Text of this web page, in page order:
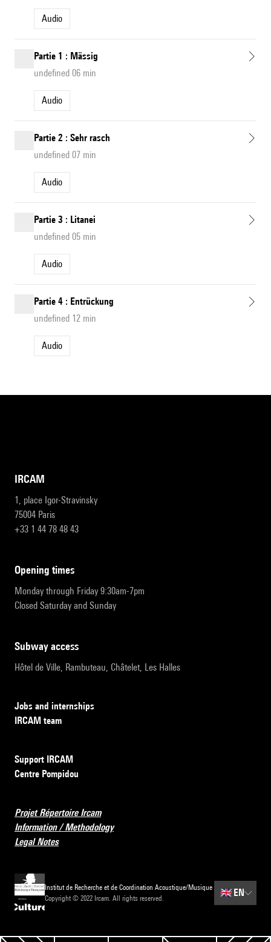
Audio
Partie 1 : Mässig
undefined 06 min
Audio
Partie 2 : Sehr rasch
undefined 07 min
Audio
Partie 3 : Litanei
undefined 05 min
Audio
Partie 4 : Entrückung
undefined 12 min
Audio
IRCAM
1, place Igor-Stravinsky
75004 Paris
+33 1 44 78 48 43
opening times
Monday through Friday 9:30am-7pm
Closed Saturday and Sunday
subway access
Hôtel de Ville, Rambuteau, Châtelet, Les Halles
Jobs and internships
IRCAM team
Support IRCAM
Centre Pompidou
Projet Répertoire Ircam
Information / Methodology
Legal Notes
Institut de Recherche et de Coordination Acoustique/Musique
Copyright © 2022 Ircam. All rights reserved.
🇬🇧 EN